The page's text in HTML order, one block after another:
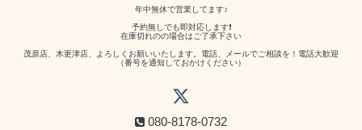
年中無休で営業してます♪
予約無しでも即対応します❗️
在庫切れのの場合はご了承下さい
茂原店、木更津店、よろしくお願いいたします。電話、メールでご相談を！電話大歓迎
（番号を通知しておかけください）
080-8178-0732